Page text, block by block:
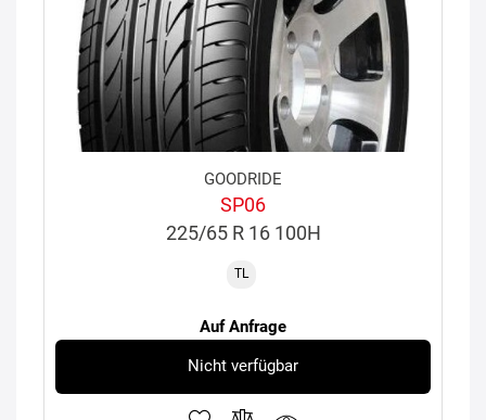
GOODRIDE
SP06
225/65 R 16 100H
TL
Auf Anfrage
Nicht verfügbar